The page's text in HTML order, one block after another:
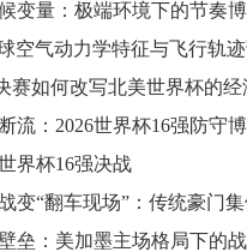
赛如何改写北美世界杯的经
流：2026世界杯16强防守
界杯16强决战
变“翻车现场”：传统豪门